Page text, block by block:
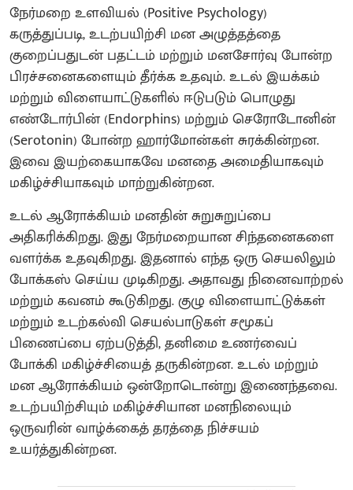
நேர்மறை உளவியல் (Positive Psychology)
கருத்துப்படி, உடற்பயிற்சி மன அழுத்தத்தை
குறைப்பதுடன் பதட்டம் மற்றும் மனசோர்வு போன்ற
பிரச்சனைகளையும் தீர்க்க உதவும். உடல் இயக்கம்
மற்றும் விளையாட்டுகளில் ஈடுபடும் பொழுது
எண்டோர்பின் (Endorphins) மற்றும் செரோடோனின்
(Serotonin) போன்ற ஹார்மோன்கள் சுரக்கின்றன.
இவை இயற்கையாகவே மனதை அமைதியாகவும்
மகிழ்ச்சியாகவும் மாற்றுகின்றன.
உடல் ஆரோக்கியம் மனதின் சுறுசுறுப்பை
அதிகரிக்கிறது. இது நேர்மறையான சிந்தனைகளை
வளர்க்க உதவுகிறது. இதனால் எந்த ஒரு செயலிலும்
போக்கஸ் செய்ய முடிகிறது. அதாவது நினைவாற்றல்
மற்றும் கவனம் கூடுகிறது. குழு விளையாட்டுக்கள்
மற்றும் உடற்கல்வி செயல்பாடுகள் சமூகப்
பிணைப்பை ஏற்படுத்தி, தனிமை உணர்வைப்
போக்கி மகிழ்ச்சியைத் தருகின்றன. உடல் மற்றும்
மன ஆரோக்கியம் ஒன்றோடொன்று இணைந்தவை.
உடற்பயிற்சியும் மகிழ்ச்சியான மனநிலையும்
ஒருவரின் வாழ்க்கைத் தரத்தை நிச்சயம்
உயர்த்துகின்றன.